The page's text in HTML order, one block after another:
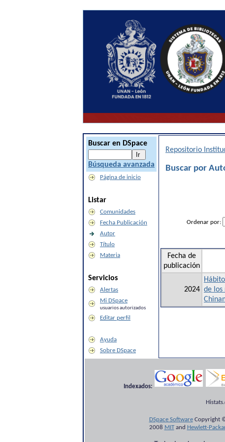
Buscar en DSpace
Búsqueda avanzada
Página de inicio
Listar
Comunidades
Fecha Publicación
Autor
Título
Materia
Servicios
Alertas
Mi DSpace
usuarios autorizados
Editar perfil
Ayuda
Sobre DSpace
Repositorio
Buscar por
Ordenar por:
Fecha de
publicación
2024 de los
Indexados:
DSpace SoftwareCopyright
2008 MITand Hewlett-